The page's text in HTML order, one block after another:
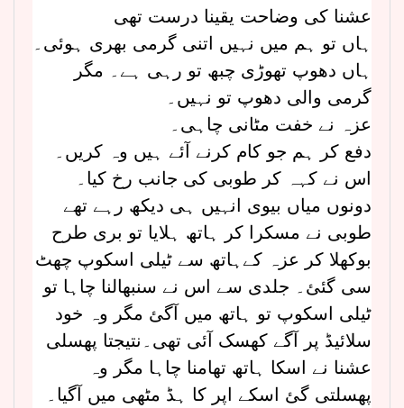
عشنا کی وضاحت یقینا درست تھی
ہاں تو ہم میں نہیں اتنی گرمی بھری ہوئی۔
ہاں دھوپ تھوڑی چبھ تو رہی ہے۔ مگر
گرمی والی دھوپ تو نہیں۔
عزہ نے خفت مٹانی چاہی۔
دفع کر ہم جو کام کرنے آئے ہیں وہ کریں۔
اس نے کہہ کر طوبی کی جانب رخ کیا۔
دونوں میاں بیوی انہیں ہی دیکھ رہے تھے
طوبی نے مسکرا کر ہاتھ ہلایا تو بری طرح
بوکھلا کر عزہ کےہاتھ سے ٹیلی اسکوپ چھٹ
سی گئئ۔ جلدی سے اس نے سنبھالنا چاہا تو
ٹیلی اسکوپ تو ہاتھ میں آگئ مگر وہ خود
سلائیڈ پر آگے کھسک آئی تھی۔نتیجتا پھسلی
عشنا نے اسکا ہاتھ تھامنا چاہا مگر وہ
پھسلتی گئ اسکے اپر کا ہڈ مٹھی میں آگیا۔